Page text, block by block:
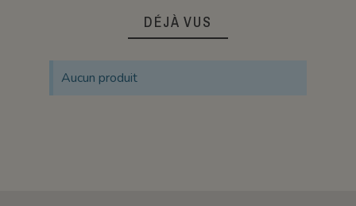
DÉJÀ VUS
Aucun produit